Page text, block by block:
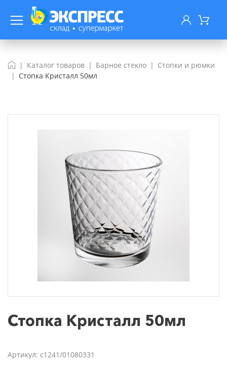
Каталог товаров Барное стекло
Стопки и рюмки
Стопка Кристалл 50мл
Стопка Кристалл 50мл
Артикул: с1241/01080331